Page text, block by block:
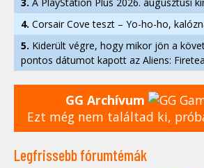
4. Corsair Cove teszt – Yo-ho-ho,
5. Kiderült végre, hogy mikor jön a
pontos dátumot kapott az Aliens:
GG Archívum
Ezt még nem találtad ki,
Legfrissebb fórumtémák